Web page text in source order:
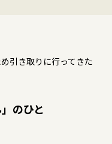
引き取りに行ってきた
のひと